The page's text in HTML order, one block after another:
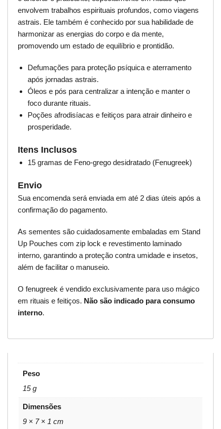
envolvem trabalhos espirituais profundos, como viagens
astrais. Ele também é conhecido por sua habilidade de
harmonizar as energias do corpo e da mente,
promovendo um estado de equilíbrio e prontidão.
Defumações para proteção psíquica e aterramento
após jornadas astrais.
Óleos e pós para centralizar a intenção e manter o
foco durante rituais.
Poções afrodisíacas e feitiços para atrair dinheiro e
prosperidade.
Itens Inclusos
15 gramas de Feno-grego desidratado (Fenugreek)
Envio
Sua encomenda será enviada em até 2 dias úteis após a
confirmação do pagamento.
As sementes são cuidadosamente embaladas em Stand
Up Pouches com zip lock e revestimento laminado
interno, garantindo a proteção contra umidade e insetos,
além de facilitar o manuseio.
O fenugreek é vendido exclusivamente para uso mágico
em rituais e feitiços. Não são indicado para consumo
interno.
Peso
15 g
Dimensões
9 × 7 × 1 cm